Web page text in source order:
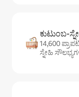
ಕುಟುಂಬ-
14,600
ಸ್ನೇಹಿ